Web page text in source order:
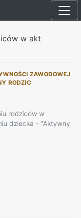
w akt
ZAWODOWEJ
RODZIC
rodziców w
dziecka - "Aktywny